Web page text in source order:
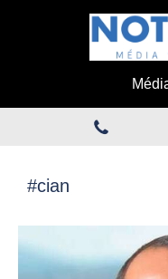
#cian